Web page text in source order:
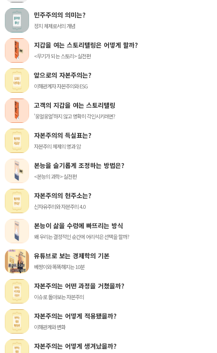
민주주의의 의미는?
정치 체제로서의 개념
지갑을 여는 스토리텔링은 어떻게 할까?
<무기가 되는 스토리> 실전편
앞으로의 자본주의는?
이해관계자 자본주의와 ESG
고객의 지갑을 여는 스토리텔링
'웅얼웅얼'하지 않고 명확히 각인시키려면?
자본주의의 득실표는?
자본주의 체제의 명과 암
본능을 슬기롭게 조정하는 방법은?
<본능의 과학> 실전편
자본주의의 현주소는?
신자유주의와 자본주의 4.0
본능이 삶을 수렁에 빠뜨리는 방식
왜 우리는 결정적인 순간에 어리석은 선택을 할까?
유튜브로 보는 경제학의 기본
베짱이와 똑똑해지는 10분
자본주의는 어떤 과정을 거쳤을까?
이슈로 돌아보는 자본주의
자본주의는 어떻게 적용됐을까?
이해관계와 변화
자본주의는 어떻게 생겨났을까?